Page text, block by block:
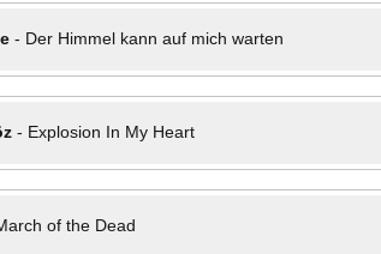
- Der Himmel kann auf mich warten
- Explosion In My Heart
of the Dead